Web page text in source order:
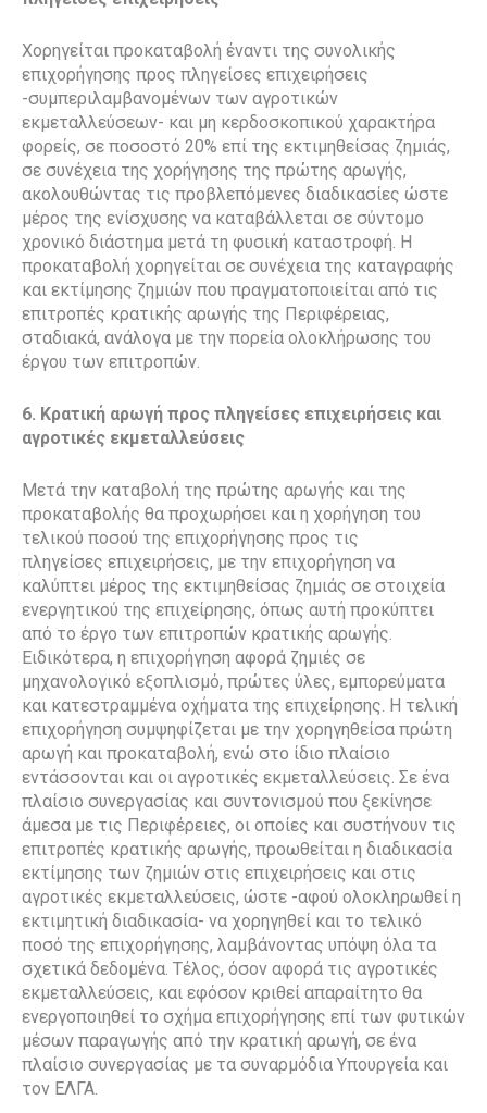
Χορηγείται προκαταβολή έναντι της συνολικής
επιχορήγησης προς πληγείσες επιχειρήσεις
-συμπεριλαμβανομένων των αγροτικών
εκμεταλλεύσεων- και μη κερδοσκοπικού χαρακτήρα
φορείς, σε ποσοστό 20% επί της εκτιμηθείσας ζημιάς,
σε συνέχεια της χορήγησης της πρώτης αρωγής,
ακολουθώντας τις προβλεπόμενες διαδικασίες ώστε
μέρος της ενίσχυσης να καταβάλλεται σε σύντομο
χρονικό διάστημα μετά τη φυσική καταστροφή. Η
προκαταβολή χορηγείται σε συνέχεια της καταγραφής
και εκτίμησης ζημιών που πραγματοποιείται από τις
επιτροπές κρατικής αρωγής της Περιφέρειας,
σταδιακά, ανάλογα με την πορεία ολοκλήρωσης του
έργου των επιτροπών.
6. Κρατική αρωγή προς πληγείσες επιχειρήσεις και
αγροτικές εκμεταλλεύσεις
Μετά την καταβολή της πρώτης αρωγής και της
προκαταβολής θα προχωρήσει και η χορήγηση του
τελικού ποσού της επιχορήγησης προς τις
πληγείσες επιχειρήσεις, με την επιχορήγηση να
καλύπτει μέρος της εκτιμηθείσας ζημιάς σε στοιχεία
ενεργητικού της επιχείρησης, όπως αυτή προκύπτει
από το έργο των επιτροπών κρατικής αρωγής.
Ειδικότερα, η επιχορήγηση αφορά ζημιές σε
μηχανολογικό εξοπλισμό, πρώτες ύλες, εμπορεύματα
και κατεστραμμένα οχήματα της επιχείρησης. Η τελική
επιχορήγηση συμψηφίζεται με την χορηγηθείσα πρώτη
αρωγή και προκαταβολή, ενώ στο ίδιο πλαίσιο
εντάσσονται και οι αγροτικές εκμεταλλεύσεις. Σε ένα
πλαίσιο συνεργασίας και συντονισμού που ξεκίνησε
άμεσα με τις Περιφέρειες, οι οποίες και συστήνουν τις
επιτροπές κρατικής αρωγής, προωθείται η διαδικασία
εκτίμησης των ζημιών στις επιχειρήσεις και στις
αγροτικές εκμεταλλεύσεις, ώστε -αφού ολοκληρωθεί η
εκτιμητική διαδικασία- να χορηγηθεί και το τελικό
ποσό της επιχορήγησης, λαμβάνοντας υπόψη όλα τα
σχετικά δεδομένα. Τέλος, όσον αφορά τις αγροτικές
εκμεταλλεύσεις, και εφόσον κριθεί απαραίτητο θα
ενεργοποιηθεί το σχήμα επιχορήγησης επί των φυτικών
μέσων παραγωγής από την κρατική αρωγή, σε ένα
πλαίσιο συνεργασίας με τα συναρμόδια Υπουργεία και
τον ΕΛΓΑ.